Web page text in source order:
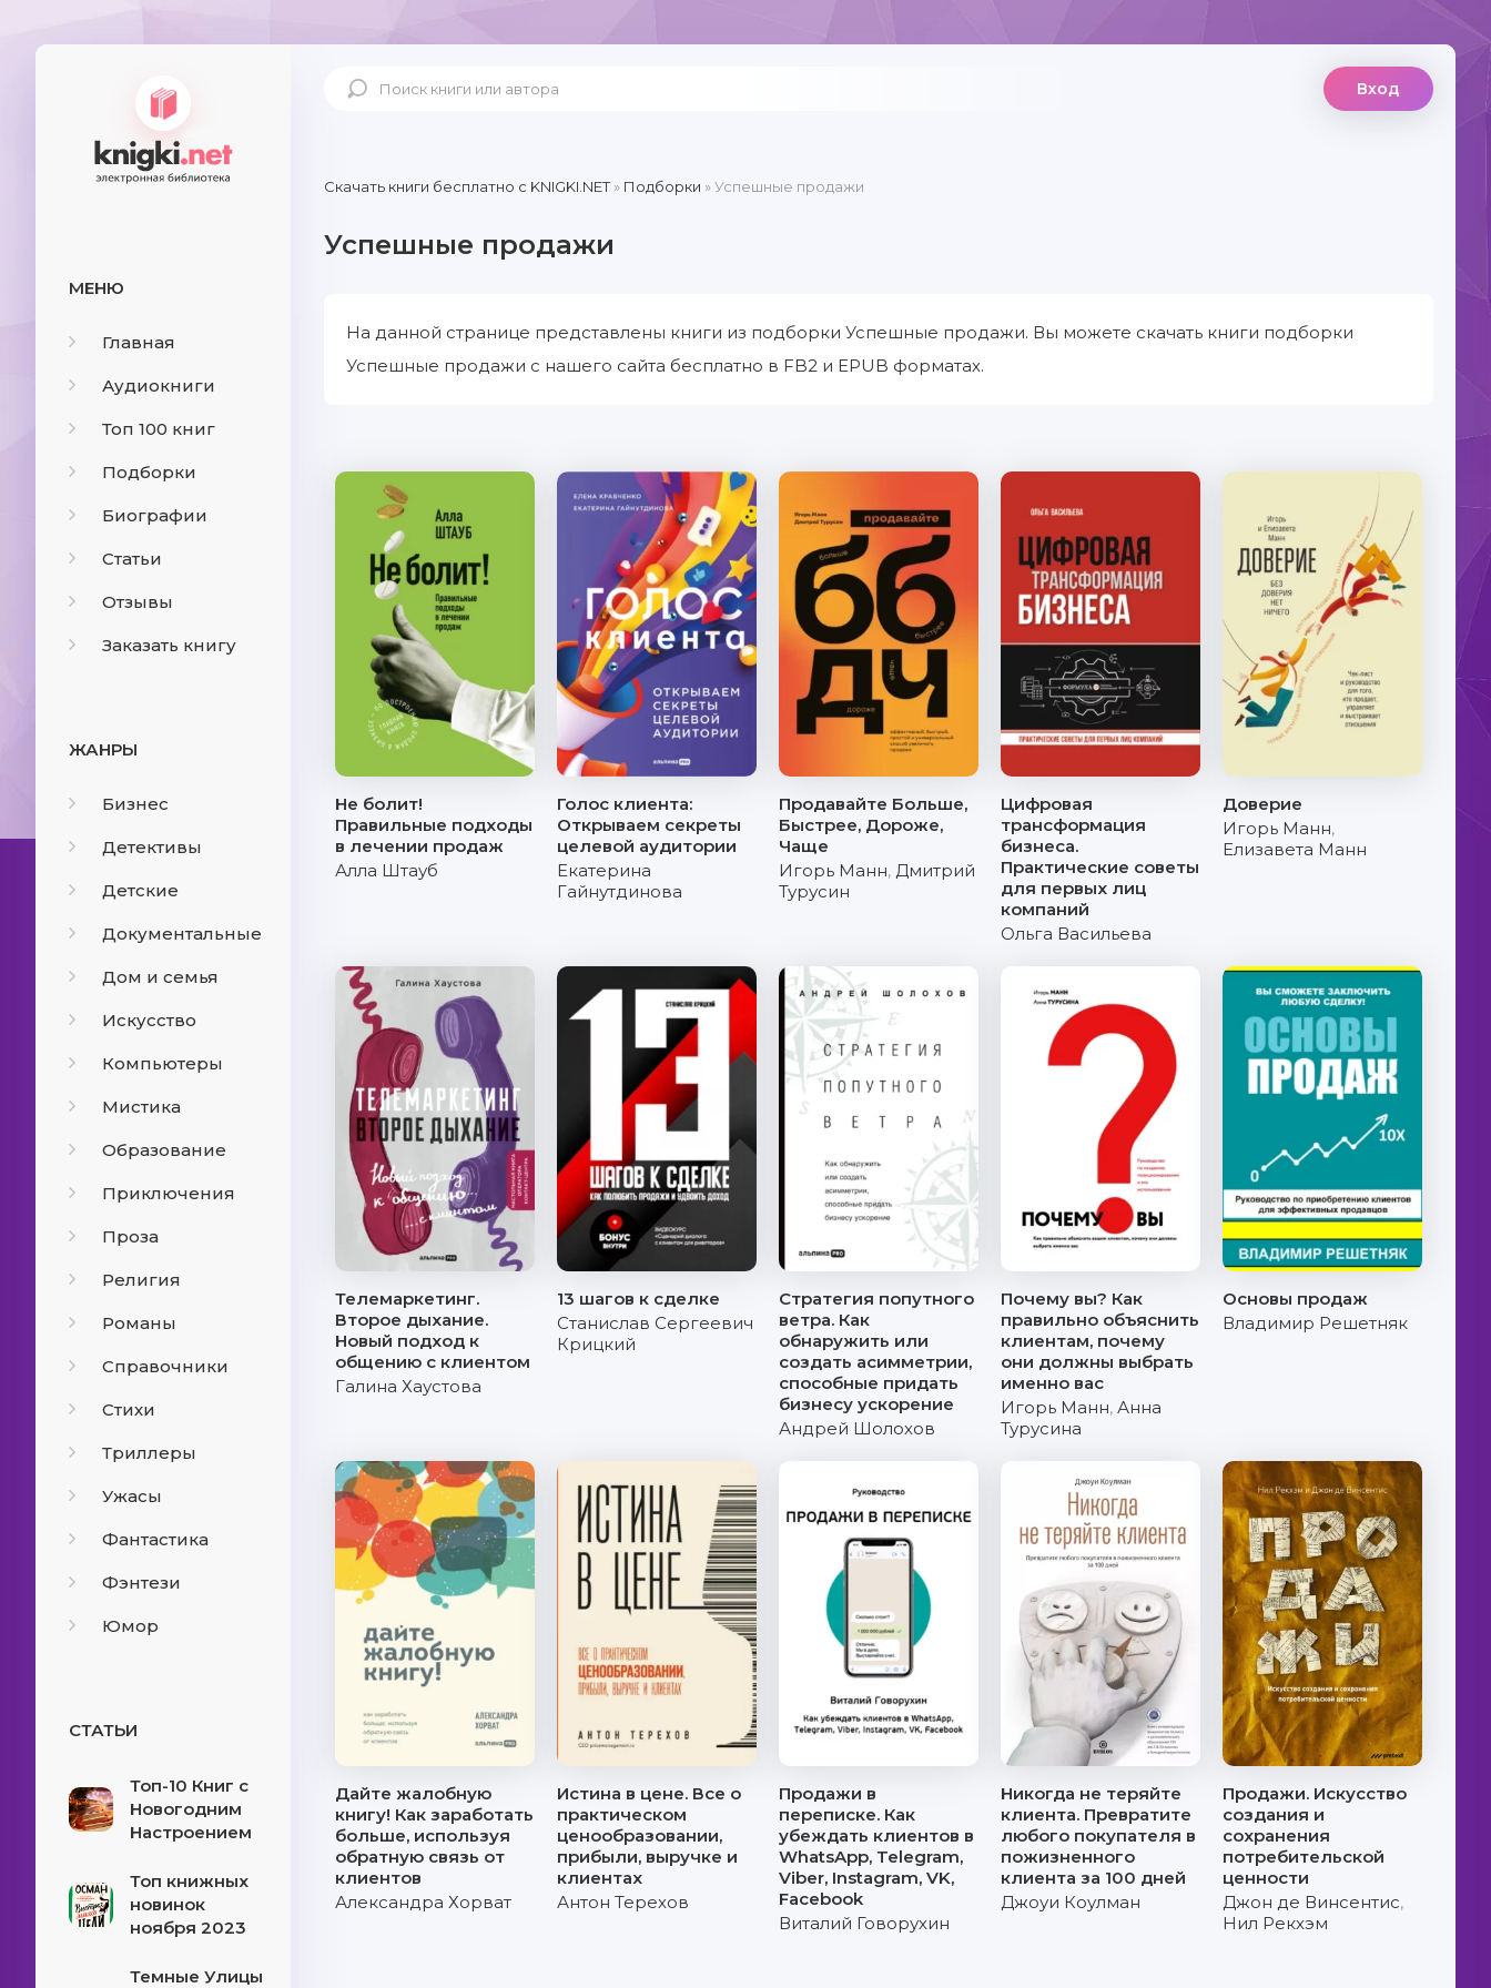
МЕНЮ
Главная
Аудиокниги
Топ 100 книг
Подборки
Биографии
Статьи
Отзывы
Заказать книгу
ЖАНРЫ
Бизнес
Детективы
Детские
Документальные
Дом и семья
Искусство
Компьютеры
Мистика
Образование
Приключения
Проза
Религия
Романы
Справочники
Стихи
Триллеры
Ужасы
Фантастика
Фэнтези
Юмор
СТАТЬИ
Топ-10 Книг с
Новогодним
Настроением
Топ книжных
новинок
ноября 2023
Темные Улицы
Вход
Скачать книги бесплатно c KNIGKI.NET» Подборки » Успешные продажи
Успешные продажи
На данной странице представлены книги из подборки Успешные продажи. Вы можете скачать книги подборки
Успешные продажи с нашего сайта бесплатно в FB2 и EPUB форматах.
Не болит!
Правильные подходы
в лечении продаж
Алла Штауб
Голос клиента:
Открываем секреты
целевой аудитории
Екатерина
Гайнутдинова
Продавайте Больше,
Быстрее, Дороже,
Чаще
Игорь Манн, Дмитрий
Турусин
Цифровая
трансформация
бизнеса.
Практические советы
для первых лиц
компаний
Ольга Васильева
Доверие
Игорь Манн,
Елизавета Манн
Телемаркетинг.
Второе дыхание.
Новый подход к
общению с клиентом
Галина Хаустова
13 шагов к сделке
Станислав Сергеевич
Крицкий
Стратегия попутного
ветра. Как
обнаружить или
создать асимметрии,
способные придать
бизнесу ускорение
Андрей Шолохов
Почему вы? Как
правильно объяснить
клиентам, почему
они должны выбрать
именно вас
Игорь Манн, Анна
Турусина
Основы продаж
Владимир Решетняк
Дайте жалобную
книгу! Как заработать
больше, используя
обратную связь от
клиентов
Александра Хорват
Истина в цене. Все о
практическом
ценообразовании,
прибыли, выручке и
клиентах
Антон Терехов
Продажи в
переписке. Как
убеждать клиентов в
WhatsApp, Telegram,
Viber, Instagram, VK,
Facebook
Виталий Говорухин
Никогда не теряйте
клиента. Превратите
любого покупателя в
пожизненного
клиента за 100 дней
Джоуи Коулман
Продажи. Искусство
создания и
сохранения
потребительской
ценности
Джон де Винсентис,
Нил Рекхэм